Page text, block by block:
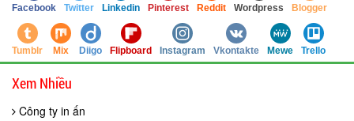
Facebook Twitter Linkedin Pinterest Reddit Wordpress Blogger
Tumblr Mix Diigo Flipboard Instagram Vkontakte Mewe Trello
Xem Nhiều
Công ty in ấn